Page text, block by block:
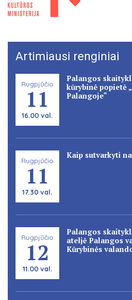
Artimiausi renginiai
Rugpjūčio
11
16.00 val.
Palangos
kūrybinė popietė
Palangoje“
Rugpjūčio
11
17.30 val.
Kaip sutvarkyti
Rugpjūčio
12
11.00 val.
Palangos
ateljė Palangos
Kūrybinės